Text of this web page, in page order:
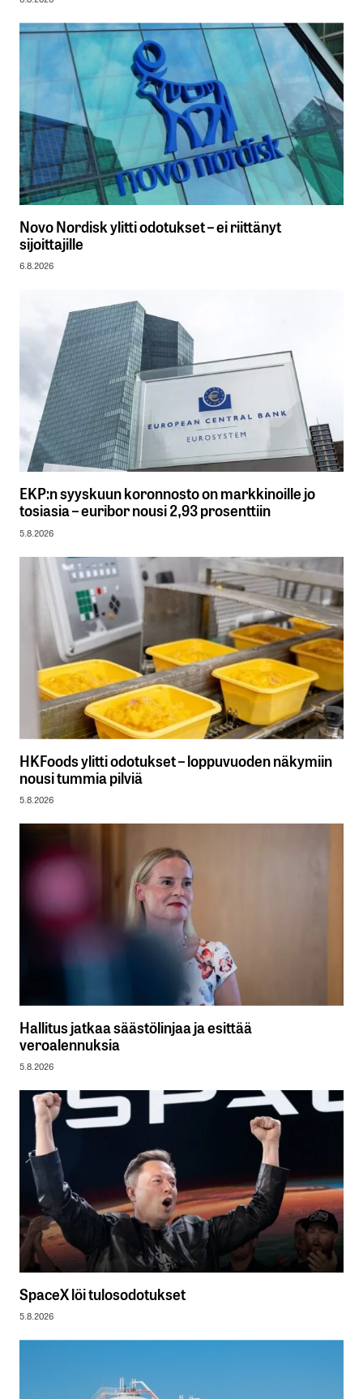
Novo Nordisk ylitti odotukset – ei riittänyt
sijoittajille
6.8.2026
EKP:n syyskuun koronnosto on markkinoille jo
tosiasia – euribor nousi 2,93 prosenttiin
5.8.2026
HKFoods ylitti odotukset – loppuvuoden näkymiin
nousi tummia pilviä
5.8.2026
Hallitus jatkaa säästölinjaa ja esittää
veroalennuksia
5.8.2026
SpaceX löi tulosodotukset
5.8.2026